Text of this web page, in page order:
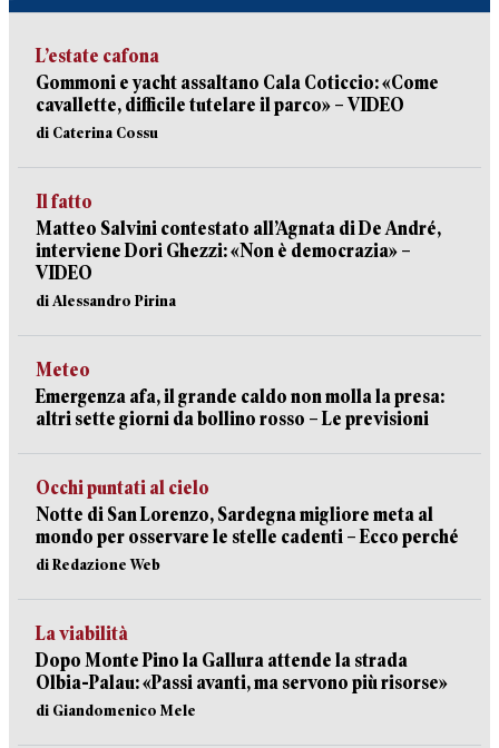
L’estate cafona
Gommoni e yacht assaltano Cala Coticcio: «Come
cavallette, difficile tutelare il parco» – VIDEO
di Caterina Cossu
Il fatto
Matteo Salvini contestato all’Agnata di De André,
interviene Dori Ghezzi: «Non è democrazia» –
VIDEO
di Alessandro Pirina
Meteo
Emergenza afa, il grande caldo non molla la presa:
altri sette giorni da bollino rosso – Le previsioni
Occhi puntati al cielo
Notte di San Lorenzo, Sardegna migliore meta al
mondo per osservare le stelle cadenti – Ecco perché
di Redazione Web
La viabilità
Dopo Monte Pino la Gallura attende la strada
Olbia-Palau: «Passi avanti, ma servono più risorse»
di Giandomenico Mele